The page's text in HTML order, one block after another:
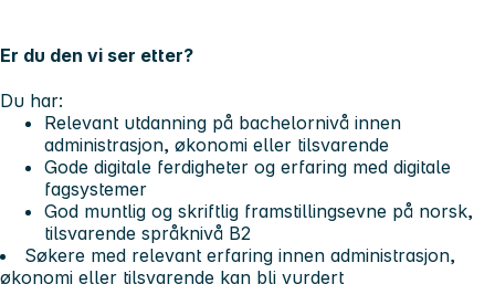
Er du den vi ser etter?
Du har:
Relevant utdanning på bachelornivå innen
administrasjon, økonomi eller tilsvarende
Gode digitale ferdigheter og erfaring med digitale
fagsystemer
God muntlig og skriftlig framstillingsevne på norsk,
tilsvarende språknivå B2
Søkere med relevant erfaring innen administrasjon,
økonomi eller tilsvarende kan bli vurdert